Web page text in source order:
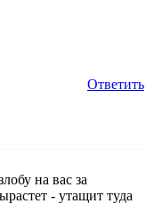
Ответить
на вас за
- утащит туда